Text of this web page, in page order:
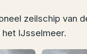
zeilschip van
IJsselmeer.